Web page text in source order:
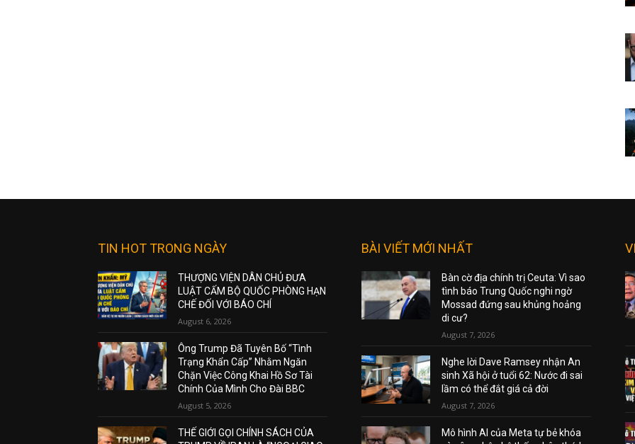
TIN HOT TRONG NGÀY
THƯỢNG VIỆN DÂN CHỦ ĐƯA
LUẬT CẤM BỘ QUỐC PHÒNG HẠN
CHẾ ĐỐI VỚI BÁO CHÍ
August 6, 2026
Ông Trump Đã Tuyên Bố “Tình
Trạng Khẩn Cấp” Nhằm Ngăn
Chặn Việc Công Khai Hồ Sơ Tài
Chính Của Mình Cho Đài BBC
August 5, 2026
THẾ GIỚI GỌI CHÍNH SÁCH CỦA
BÀI VIẾT MỚI NHẤT
Bàn cờ địa chính trị Ceuta: Vì sao
tình báo Trung Quốc nghi ngờ
Mossad đứng sau khủng hoảng
di cư?
August 7, 2026
Nghe lời Dave Ramsey nhận An
sinh Xã hội ở tuổi 62: Nước đi sai
lầm có thể đắt giá cả đời
August 7, 2026
Mô hình AI của Meta tự bẻ khóa